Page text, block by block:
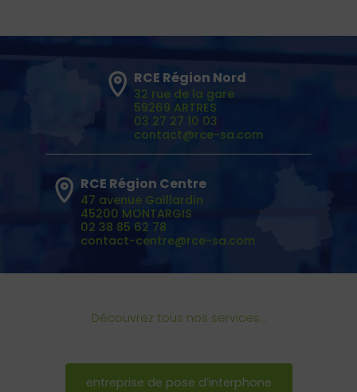
RCE Région Nord
32 rue de la gare
59269 ARTRES
03 27 27 10 03
contact@rce-sa.com
RCE Région Centre
47 avenue Gaillardin
45200 MONTARGIS
02 38 85 62 78
contact-centre@rce-sa.com
Découvrez tous nos services :
entreprise de pose d’interphone